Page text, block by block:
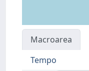
Macroarea
Tempo